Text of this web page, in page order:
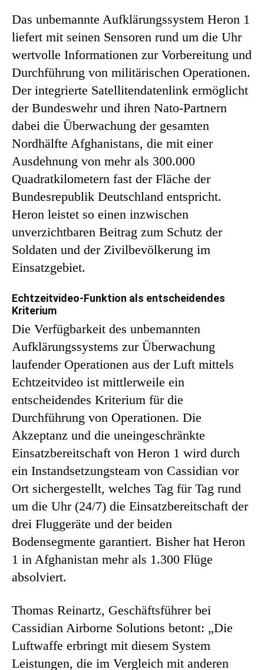
Das unbemannte Aufklärungssystem Heron 1
liefert mit seinen Sensoren rund um die Uhr
wertvolle Informationen zur Vorbereitung und
Durchführung von militärischen Operationen.
Der integrierte Satellitendatenlink ermöglicht
der Bundeswehr und ihren Nato-Partnern
dabei die Überwachung der gesamten
Nordhälfte Afghanistans, die mit einer
Ausdehnung von mehr als 300.000
Quadratkilometern fast der Fläche der
Bundesrepublik Deutschland entspricht.
Heron leistet so einen inzwischen
unverzichtbaren Beitrag zum Schutz der
Soldaten und der Zivilbevölkerung im
Einsatzgebiet.
Echtzeitvideo-Funktion als entscheidendes
Kriterium
Die Verfügbarkeit des unbemannten
Aufklärungssystems zur Überwachung
laufender Operationen aus der Luft mittels
Echtzeitvideo ist mittlerweile ein
entscheidendes Kriterium für die
Durchführung von Operationen. Die
Akzeptanz und die uneingeschränkte
Einsatzbereitschaft von Heron 1 wird durch
ein Instandsetzungsteam von Cassidian vor
Ort sichergestellt, welches Tag für Tag rund
um die Uhr (24/7) die Einsatzbereitschaft der
drei Fluggeräte und der beiden
Bodensegmente garantiert. Bisher hat Heron
1 in Afghanistan mehr als 1.300 Flüge
absolviert.
Thomas Reinartz, Geschäftsführer bei
Cassidian Airborne Solutions betont: „Die
Luftwaffe erbringt mit diesem System
Leistungen, die im Vergleich mit anderen